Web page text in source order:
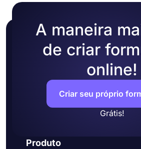
A maneira
de criar
online!
Criar seu próprio
Grátis!
Produto